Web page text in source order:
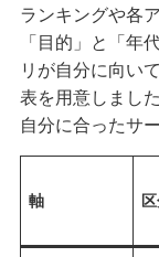
ランキングや各
「目的」と「年
リが自分に向い
表を用意しまし
自分に合ったサ
軸